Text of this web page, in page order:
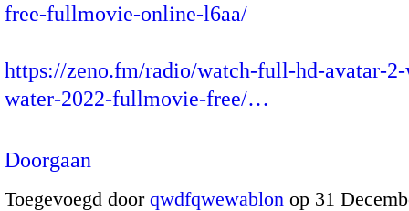
free-fullmovie-online-l6aa/
https://zeno.fm/radio/watch-full-hd-avatar-
water-2022-fullmovie-free/…
Doorgaan
Toegevoegd door qwdfqwewablon op 31